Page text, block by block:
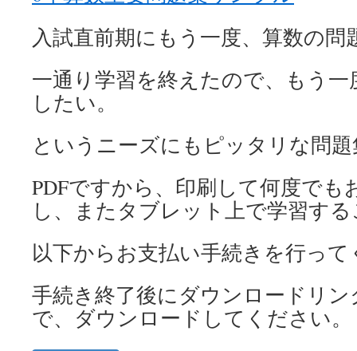
入試直前期にもう一度、算数の
一通り学習を終えたので、もう
したい。
というニーズにもピッタリな問
PDFですから、印刷して何度でも
し、またタブレット上で学習す
以下からお支払い手続きを行っ
手続き終了後にダウンロードリ
で、ダウンロードしてください。